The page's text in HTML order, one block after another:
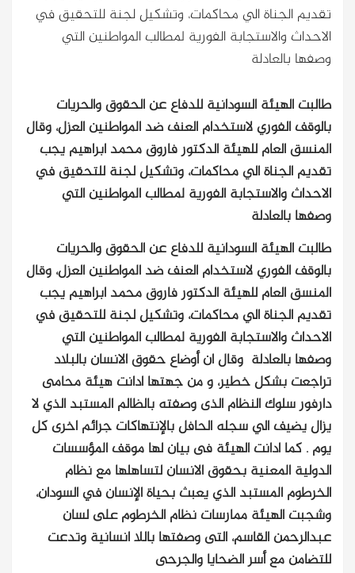
تقديم الجناة الي محاكمات، وتشكيل لجنة للتحقيق في
الاحداث والاستجابة الفورية لمطالب المواطنين التي
وصفها بالعادلة
طالبت الهيئة السودانية للدفاع عن الحقوق والحريات
بالوقف الفوري لاستخدام العنف ضد المواطنين العزل، وقال
المنسق العام للهيئة الدكتور فاروق محمد ابراهيم يجب
تقديم الجناة الي محاكمات، وتشكيل لجنة للتحقيق في
الاحداث والاستجابة الفورية لمطالب المواطنين التي
وصفها بالعادلة
طالبت الهيئة السودانية للدفاع عن الحقوق والحريات
بالوقف الفوري لاستخدام العنف ضد المواطنين العزل، وقال
المنسق العام للهيئة الدكتور فاروق محمد ابراهيم يجب
تقديم الجناة الي محاكمات، وتشكيل لجنة للتحقيق في
الاحداث والاستجابة الفورية لمطالب المواطنين التي
وصفها بالعادلة وقال ان أوضاع حقوق الانسان بالبلاد
تراجعت بشكل خطير، و من جهتها ادانت هيئة محامى
دارفور سلوك النظام الذى وصفته بالظالم المستبد الذي لا
يزال يضيف الي سجله الحافل بالإنتهاكات جرائم اخرى كل
يوم . كما ادانت الهيئة فى بيان لها موقف المؤسسات
الدولية المعنية بحقوق الانسان لتساهلها مع نظام
الخرطوم المستبد الذي يعبث بحياة الإنسان في السودان،
وشجبت الهيئة ممارسات نظام الخرطوم على لسان
عبدالرحمن القاسم، التى وصفتها باللا انسانية وتدعت
للتضامن مع أسر الضحايا والجرحى